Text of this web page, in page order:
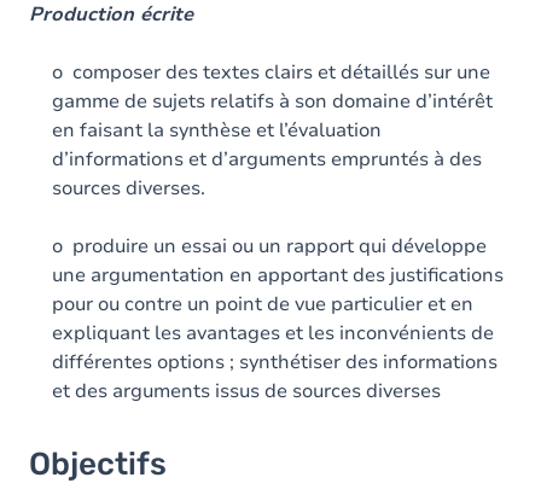
Production écrite
o composer des textes clairs et détaillés sur une
gamme de sujets relatifs à son domaine d’intérêt
en faisant la synthèse et l’évaluation
d’informations et d’arguments empruntés à des
sources diverses.
o produire un essai ou un rapport qui développe
une argumentation en apportant des justifications
pour ou contre un point de vue particulier et en
expliquant les avantages et les inconvénients de
différentes options ; synthétiser des informations
et des arguments issus de sources diverses
Objectifs